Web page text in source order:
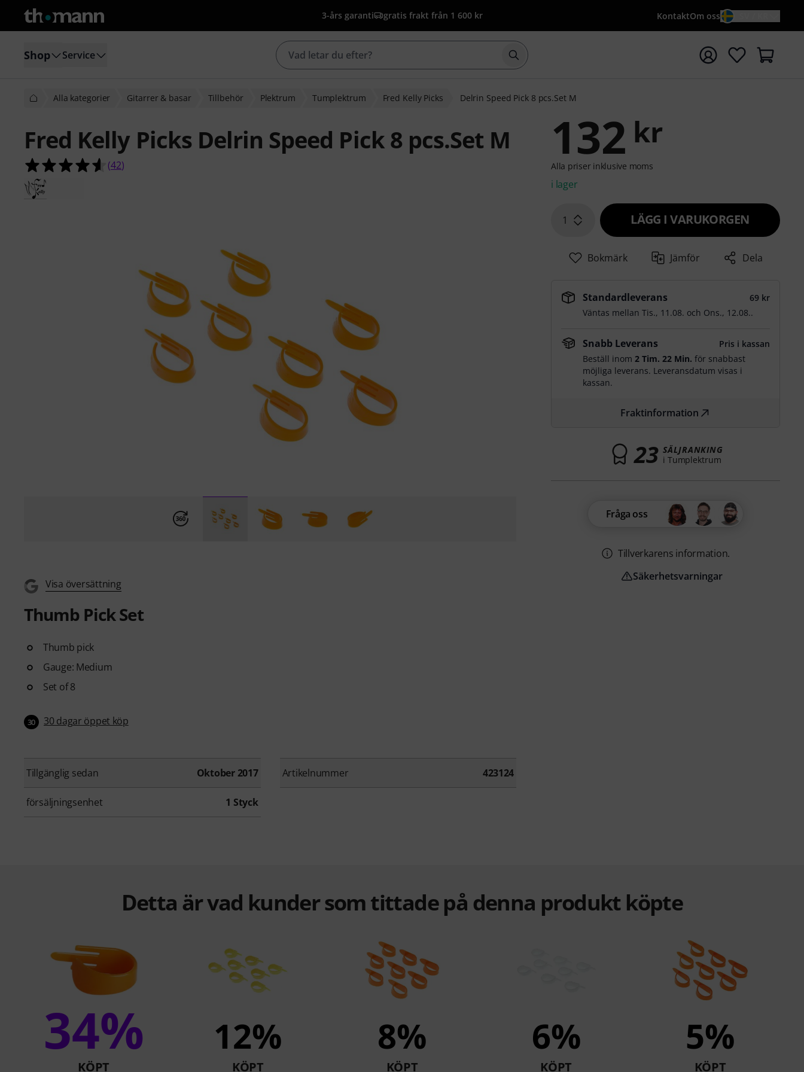
3-års garanti gratis frakt från 1 600 kr KontaktOm oss
Shop Service Börja sökningen med söktermen {searchTerm}
Alla kategorier Gitarrer & basar Tillbehör Plektrum Tumplektrum Fred Kelly Picks Delrin Speed Pick 8 pcs.Set M
Fred Kelly Picks Delrin Speed Pick 8 pcs.Set M
4.6 av 5 stjärnor från 42 kundbetyg
(42)
Visa översättning
Thumb Pick Set
Thumb pick
Gauge: Medium
Set of 8
30 30 dagar öppet köp
Tillgänglig sedan Oktober 2017 Artikelnummer 423124
försäljningsenhet 1 Styck
132 kr
Alla priser inklusive moms
i lager
1 LÄGG I VARUKORGEN
Bokmärk Jämför Dela
Standardleverans
69 kr
Väntas mellanTis., 11.08. och Ons., 12.08..
Snabb Leverans
Pris i kassan
Beställ inom2 Tim. 22 Min. för snabbast
möjliga leverans. Leveransdatum visas i
kassan.
Fraktinformation
23 SÄLJRANKING
i Tumplektrum
Fråga oss
Tillverkarens information.
Säkerhetsvarningar
Detta är vad kunder som tittade på denna produkt köpte
34%
KÖPT
12%
KÖPT
8%
KÖPT
6%
KÖPT
5%
KÖPT